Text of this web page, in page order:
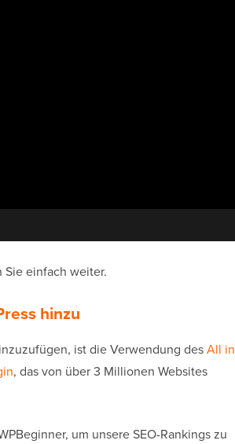
einfach weiter.
hinzu
ist die Verwendung desAll in
, das von über 3 Millionen Websites
um unsere SEO-Rankings zu